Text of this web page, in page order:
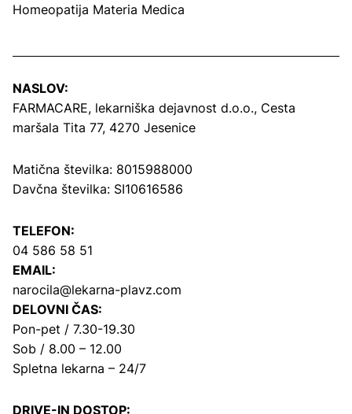
Homeopatija Materia Medica
NASLOV:
FARMACARE, lekarniška dejavnost d.o.o., Cesta
maršala Tita 77, 4270 Jesenice
Matična številka: 8015988000
Davčna številka: SI10616586
TELEFON:
04 586 58 51
EMAIL:
narocila@lekarna-plavz.com
DELOVNI ČAS:
Pon-pet / 7.30-19.30
Sob / 8.00 – 12.00
Spletna lekarna – 24/7
DRIVE-IN DOSTOP: